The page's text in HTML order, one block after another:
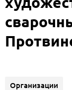
Организации